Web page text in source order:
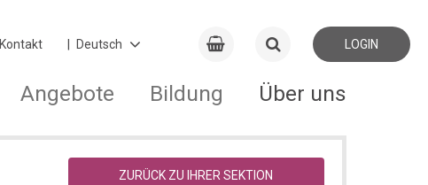
Kontakt LOGIN
Angebote Bildung Über uns
ZURÜCK ZU IHRER SEKTION